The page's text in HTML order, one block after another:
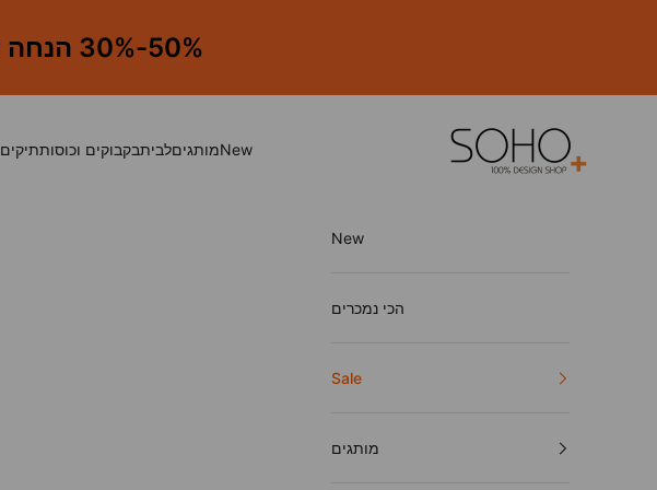
50%-30% הנחה על כל קונטיגו!
SOHO. 100% Design Shop
Newמותגיםלביתבקבוקים וכוסותתיקים
New
הכי נמכרים
Sale
מותגים